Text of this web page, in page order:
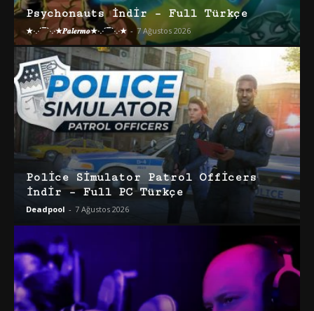
Psychonauts İndir – Full Türkçe
★·.·´¯`·.·★𝑷𝒂𝒍𝒆𝒓𝒎𝒐★·.·´¯`·.·★ - 7 Ağustos 2026
Police Simulator Patrol Officers
İndir – Full PC Türkçe
Deadpool - 7 Ağustos 2026